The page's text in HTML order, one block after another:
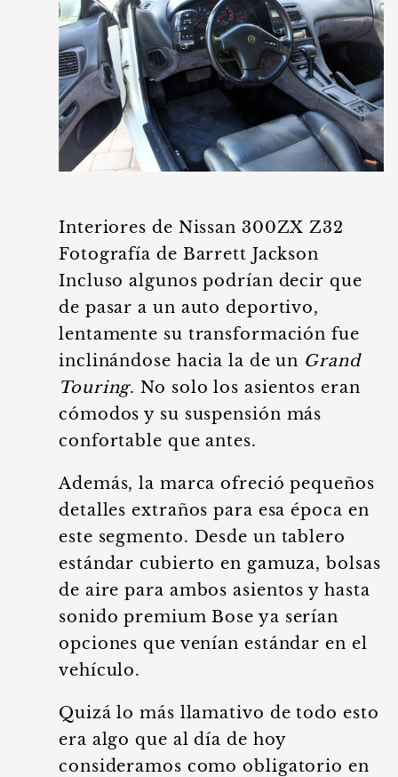
Interiores de Nissan 300ZX Z32
Fotografía de Barrett Jackson
Incluso algunos podrían decir que
de pasar a un auto deportivo,
lentamente su transformación fue
inclinándose hacia la de un Grand
Touring. No solo los asientos eran
cómodos y su suspensión más
confortable que antes.
Además, la marca ofreció pequeños
detalles extraños para esa época en
este segmento. Desde un tablero
estándar cubierto en gamuza, bolsas
de aire para ambos asientos y hasta
sonido premium Bose ya serían
opciones que venían estándar en el
vehículo.
Quizá lo más llamativo de todo esto
era algo que al día de hoy
consideramos como obligatorio en